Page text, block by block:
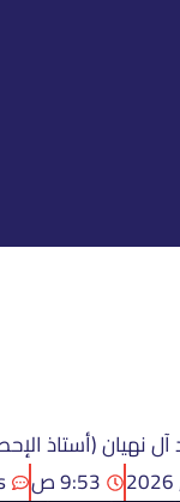
نهيان (أستاذ
9:53 ص